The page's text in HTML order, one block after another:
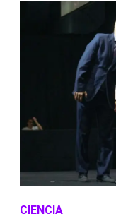
CIENCIA